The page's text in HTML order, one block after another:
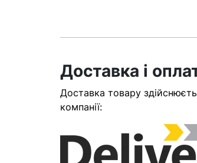
У
Доставка і
Доставка товару
компанії: